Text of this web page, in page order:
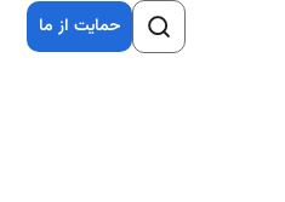
حمایت از ما